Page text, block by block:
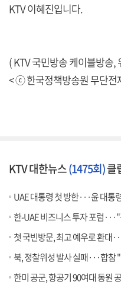
KTV 이혜진입니다.
( KTV 국민방송 케이블방송,
< ⓒ 한국정책방송원 무단전
KTV 대한뉴스(1475회)클
UAE 대통령 첫 방한···윤 대통
한-UAE 비즈니스 투자 포럼
첫 국빈방문, 최고 예우로 환대
북, 정찰위성 발사 실패···합참
한미 공군, 항공기 90여대 동원